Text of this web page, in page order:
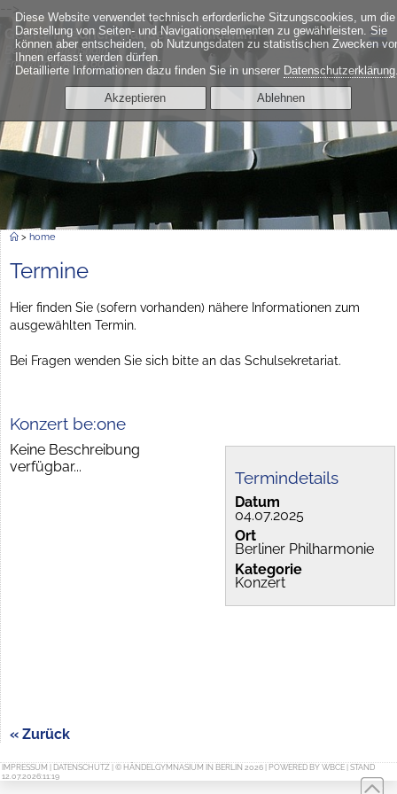
Diese Website verwendet technisch erforderliche Sitzungscookies, um die
Darstellung von Seiten- und Navigationselementen zu gewährleisten. Sie
können aber entscheiden, ob Nutzungsdaten zu statistischen Zwecken
Ihnen erfasst werden dürfen.
Detaillierte Informationen dazu finden Sie in unserer Datenschutzerklärung
Akzeptieren Ablehnen
-->
Georg-Friedrich-Händel-Gymnasium
Berlin Friedrichshain
Frankfurter Allee 6a
≡
> home
Termine
Hier finden Sie (sofern vorhanden) nähere Informationen zum
ausgewählten Termin.
Bei Fragen wenden Sie sich bitte an das Schulsekretariat.
Konzert be:one
Termindetails
Datum
04.07.2025
Ort
Berliner Philharmonie
Kategorie
Konzert
Keine Beschreibung
verfügbar...
« Zurück
IMPRESSUM DATENSCHUTZ | © HÄNDELGYMNASIUM IN BERLIN 2026 | POWERED BY WBCE | STAND
12.07.2026:11:19